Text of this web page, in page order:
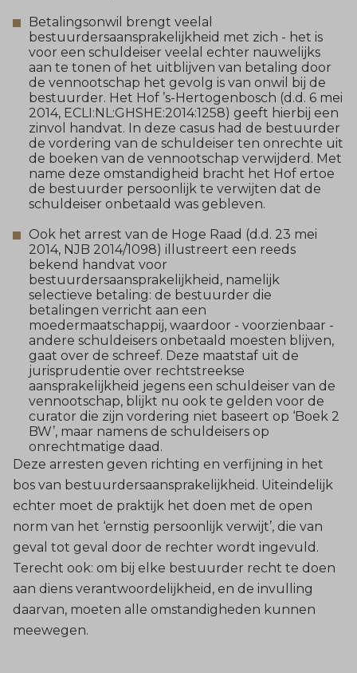
Betalingsonwil brengt veelal
bestuurdersaansprakelijkheid met zich - het is
voor een schuldeiser veelal echter nauwelijks
aan te tonen of het uitblijven van betaling door
de vennootschap het gevolg is van onwil bij de
bestuurder. Het Hof ’s-Hertogenbosch (d.d. 6 mei
2014, ECLI:NL:GHSHE:2014:1258) geeft hierbij een
zinvol handvat. In deze casus had de bestuurder
de vordering van de schuldeiser ten onrechte uit
de boeken van de vennootschap verwijderd. Met
name deze omstandigheid bracht het Hof ertoe
de bestuurder persoonlijk te verwijten dat de
schuldeiser onbetaald was gebleven.
Ook het arrest van de Hoge Raad (d.d. 23 mei
2014, NJB 2014/1098) illustreert een reeds
bekend handvat voor
bestuurdersaansprakelijkheid, namelijk
selectieve betaling: de bestuurder die
betalingen verricht aan een
moedermaatschappij, waardoor - voorzienbaar -
andere schuldeisers onbetaald moesten blijven,
gaat over de schreef. Deze maatstaf uit de
jurisprudentie over rechtstreekse
aansprakelijkheid jegens een schuldeiser van de
vennootschap, blijkt nu ook te gelden voor de
curator die zijn vordering niet baseert op ‘Boek 2
BW’, maar namens de schuldeisers op
onrechtmatige daad.
Deze arresten geven richting en verfijning in het
bos van bestuurdersaansprakelijkheid. Uiteindelijk
echter moet de praktijk het doen met de open
norm van het ‘ernstig persoonlijk verwijt’, die van
geval tot geval door de rechter wordt ingevuld.
Terecht ook: om bij elke bestuurder recht te doen
aan diens verantwoordelijkheid, en de invulling
daarvan, moeten alle omstandigheden kunnen
meewegen.